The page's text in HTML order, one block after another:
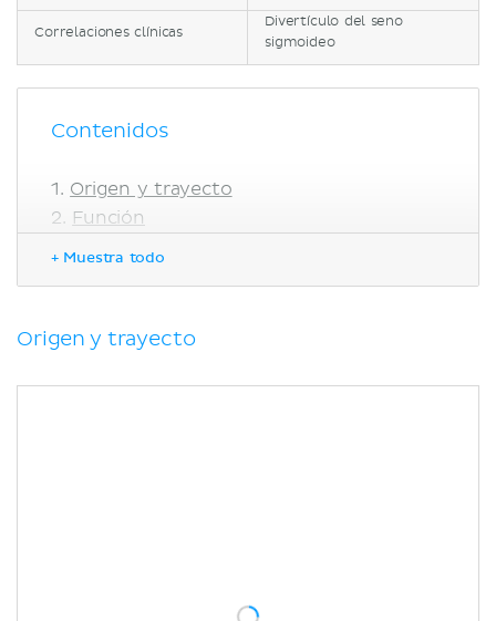
Correlaciones clínicas
Divertículo del seno
sigmoideo
Contenidos
Origen y trayecto
Función
+ Muestra todo
Origen y trayecto